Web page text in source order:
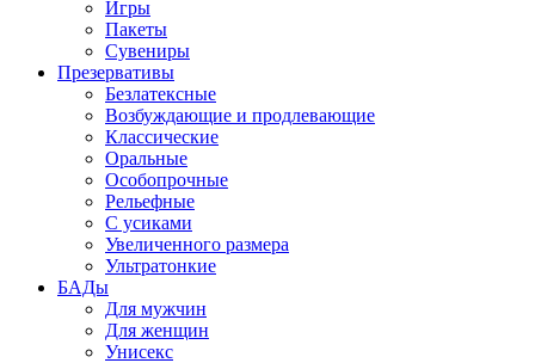
Игры
Пакеты
Сувениры
Презервативы
Безлатексные
Возбуждающие и продлевающие
Классические
Оральные
Особопрочные
Рельефные
С усиками
Увеличенного размера
Ультратонкие
БАДы
Для мужчин
Для женщин
Унисекс